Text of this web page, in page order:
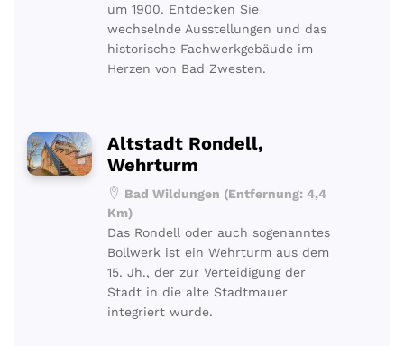
um 1900. Entdecken Sie
wechselnde Ausstellungen und das
historische Fachwerkgebäude im
Herzen von Bad Zwesten.
Altstadt Rondell,
Wehrturm
Bad Wildungen (Entfernung: 4,4
Km)
Das Rondell oder auch sogenanntes
Bollwerk ist ein Wehrturm aus dem
15. Jh., der zur Verteidigung der
Stadt in die alte Stadtmauer
integriert wurde.